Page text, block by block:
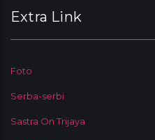
Extra Link
Foto
Serba-serbi
Sastra On Trijaya